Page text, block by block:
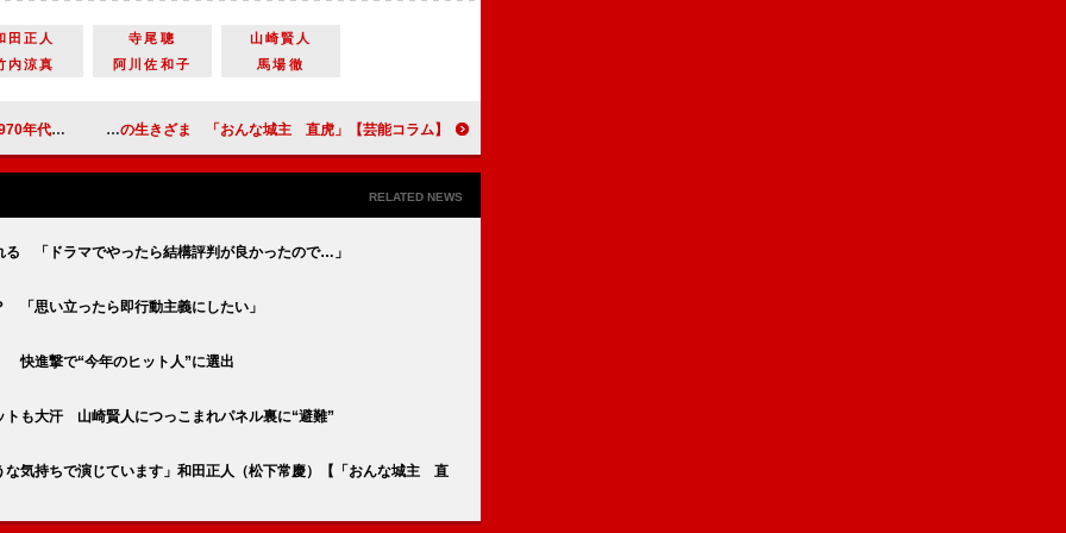
田正人 寺尾聰
山崎賢人
内涼真
阿川佐和子 馬場徹
ィニティ フォース）」 【芸能コラム】直虎と氏真 今を生きる人々の胸に響く敗者たちの生きざま 「おんな城主 直虎」
RELATED NEWS
る 「ドラマでやったら結構評判が良かったので…」
「思い立ったら即行動主義にしたい」
快進撃で“今年のヒット人”に選出
トも大汗 山崎賢人につっこまれパネル裏に“避難”
な気持ちで演じています」和田正人（松下常慶）【「おんな城主 直